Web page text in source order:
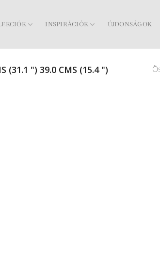
INSPIRÁCIÓK ÚJDONSÁGOK
(31.1 ") 39.0 CMS (15.4 ")